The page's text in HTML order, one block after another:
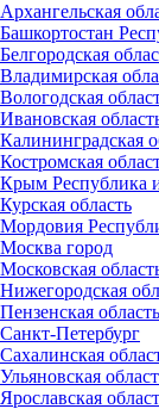
Архангельская
Башкортостан
Белгородская
Владимирская
Вологодская
Ивановская
Калининградская
Костромская
Крым Республика
Курская область
Мордовия
Москва город
Московская
Нижегородская
Пензенская область
Санкт-Петербург
Сахалинская
Ульяновская
Ярославская